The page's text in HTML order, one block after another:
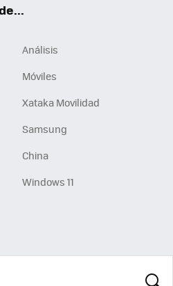
Análisis
Móviles
Xataka Movilidad
Samsung
China
Windows 11